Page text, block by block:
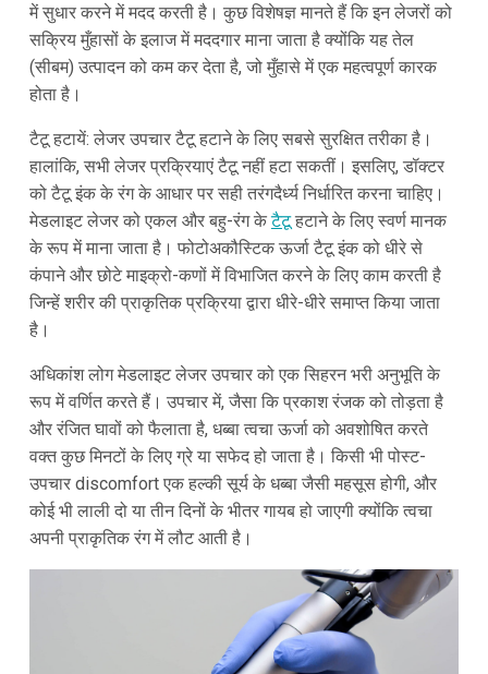
में सुधार करने में मदद करती है। कुछ विशेषज्ञ मानते हैं कि इन लेजरों को
सक्रिय मुँहासों के इलाज में मददगार माना जाता है क्योंकि यह तेल
(सीबम) उत्पादन को कम कर देता है, जो मुँहासे में एक महत्वपूर्ण कारक
होता है।
टैटू हटायें: लेजर उपचार टैटू हटाने के लिए सबसे सुरक्षित तरीका है।
हालांकि, सभी लेजर प्रक्रियाएं टैटू नहीं हटा सकतीं। इसलिए, डॉक्टर
को टैटू इंक के रंग के आधार पर सही तरंगदैर्ध्य निर्धारित करना चाहिए।
मेडलाइट लेजर को एकल और बहु-रंग केटैटूहटाने के लिए स्वर्ण मानक
के रूप में माना जाता है। फोटोअकौस्टिक ऊर्जा टैटू इंक को धीरे से
कंपाने और छोटे माइक्रो-कणों में विभाजित करने के लिए काम करती है
जिन्हें शरीर की प्राकृतिक प्रक्रिया द्वारा धीरे-धीरे समाप्त किया जाता
है।
अधिकांश लोग मेडलाइट लेजर उपचार को एक सिहरन भरी अनुभूति के
रूप में वर्णित करते हैं। उपचार में, जैसा कि प्रकाश रंजक को तोड़ता है
और रंजित घावों को फैलाता है, धब्बा त्वचा ऊर्जा को अवशोषित करते
वक्त कुछ मिनटों के लिए ग्रे या सफेद हो जाता है। किसी भी पोस्ट-
उपचार discomfort एक हल्की सूर्य के धब्बा जैसी महसूस होगी, और
कोई भी लाली दो या तीन दिनों के भीतर गायब हो जाएगी क्योंकि त्वचा
अपनी प्राकृतिक रंग में लौट आती है।